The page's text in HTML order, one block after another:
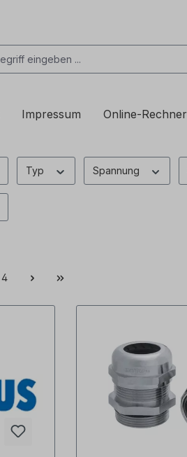
Impressum Online-Rechner
Typ Spannung
4